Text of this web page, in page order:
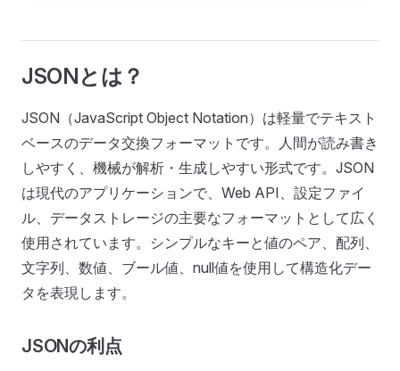
JSONとは？
JSON（JavaScript Object Notation）は軽量でテキスト
ベースのデータ交換フォーマットです。人間が読み書き
しやすく、機械が解析・生成しやすい形式です。JSON
は現代のアプリケーションで、Web API、設定ファイ
ル、データストレージの主要なフォーマットとして広く
使用されています。シンプルなキーと値のペア、配列、
文字列、数値、ブール値、null値を使用して構造化デー
タを表現します。
JSONの利点